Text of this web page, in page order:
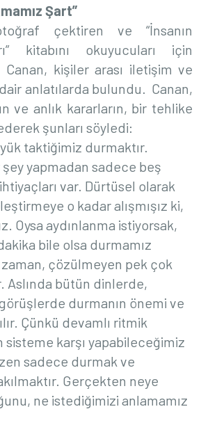
Şart”
çektiren ve “İnsanın
kitabını okuyucuları için
Canan, kişiler arası iletişim ve
anlatılarda bulundu.
Canan,
ve anlık kararların, bir tehlike
şunları söyledi:
taktiğimiz durmaktır.
şey yapmadan sadece beş
var. Dürtüsel olarak
o kadar alışmışız ki,
Oysa aydınlanma istiyorsak,
bile olsa durmamız
çözülmeyen pek çok
Aslında bütün dinlerde,
durmanın önemi ve
Çünkü devamlı ritmik
sisteme karşı yapabileceğimiz
sadece durmak ve
Gerçekten neye
ne istediğimizi anlamamız